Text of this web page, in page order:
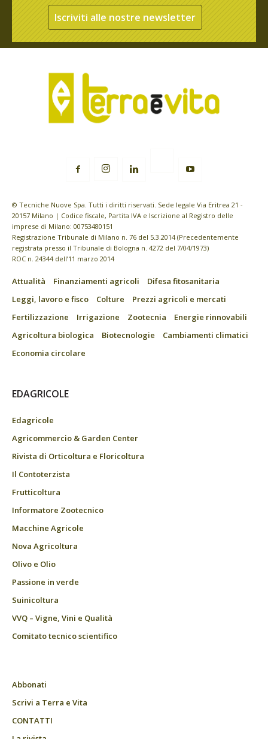
Iscriviti alle nostre newsletter
© Tecniche Nuove Spa. Tutti i diritti riservati. Sede legale Via Eritrea 21 -
20157 Milano | Codice fiscale, Partita IVA e Iscrizione al Registro delle
imprese di Milano: 00753480151
Registrazione Tribunale di Milano n. 76 del 5.3.2014 (Precedentemente
registrata presso il Tribunale di Bologna n. 4272 del 7/04/1973)
ROC n. 24344 dell’11 marzo 2014
Attualità Finanziamenti agricoli
Difesa fitosanitaria
Leggi, lavoro e fisco
Colture
Prezzi agricoli e mercati
Fertilizzazione
Irrigazione Zootecnia
Energie rinnovabili
Agricoltura biologica
Biotecnologie
Cambiamenti climatici
Economia circolare
EDAGRICOLE
Edagricole
Agricommercio & Garden Center
Rivista di Orticoltura e Floricoltura
Il Contoterzista
Frutticoltura
Informatore Zootecnico
Macchine Agricole
Nova Agricoltura
Olivo e Olio
Passione in verde
Suinicoltura
VVQ – Vigne, Vini e Qualità
Comitato tecnico scientifico
Abbonati
Scrivi a Terra e Vita
CONTATTI